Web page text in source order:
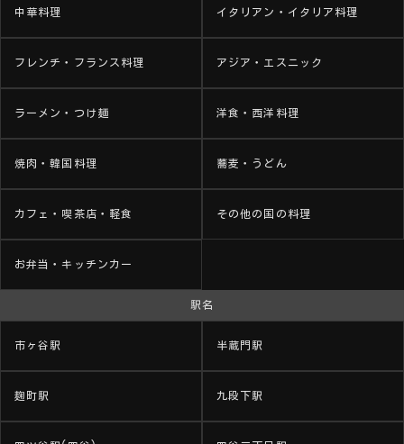
中華料理 イタリアン・イタリア料理
フレンチ・フランス料理 アジア・エスニック
ラーメン・つけ麺 洋食・西洋料理
焼肉・韓国料理 蕎麦・うどん
カフェ・喫茶店・軽食 その他の国の料理
お弁当・キッチンカー
駅名
市ヶ谷駅 半蔵門駅
麹町駅 九段下駅